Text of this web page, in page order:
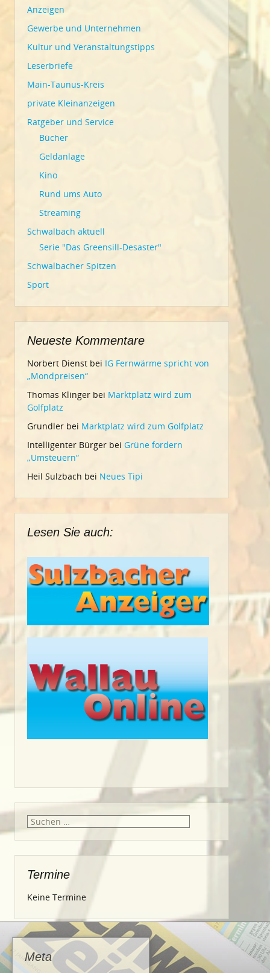
Anzeigen
Gewerbe und Unternehmen
Kultur und Veranstaltungstipps
Leserbriefe
Main-Taunus-Kreis
private Kleinanzeigen
Ratgeber und Service
Bücher
Geldanlage
Kino
Rund ums Auto
Streaming
Schwalbach aktuell
Serie "Das Greensill-Desaster"
Schwalbacher Spitzen
Sport
Neueste Kommentare
Norbert Dienst bei IG Fernwärme spricht von
„Mondpreisen“
Thomas Klinger bei Marktplatz wird zum
Golfplatz
Grundler bei Marktplatz wird zum Golfplatz
Intelligenter Bürger bei Grüne fordern
„Umsteuern“
Heil Sulzbach bei Neues Tipi
Lesen Sie auch:
Suche
Termine
Keine Termine
Meta